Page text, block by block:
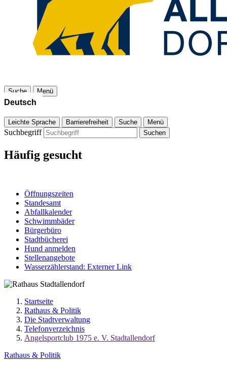
Suche Menü
Leichte Sprache Barrierefreiheit Suche Menü
Suchbegriff Suchen
Häufig gesucht
Öffnungszeiten
Standesamt
Abfallkalender
Schwimmbäder
Bürgerbüro
Stadtbücherei
Hund anmelden
Stellenangebote
Wasserzählerstand: Externer Link
Startseite
Rathaus & Politik
Die Stadtverwaltung
Telefonverzeichnis
Angelsportclub 1975 e. V. Stadtallendorf
Rathaus & Politik